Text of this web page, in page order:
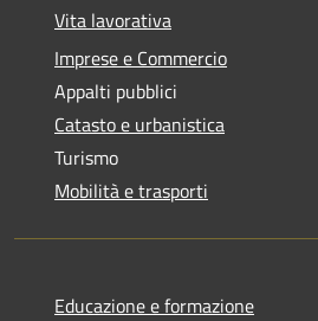
Vita lavorativa
Imprese e Commercio
Appalti pubblici
Catasto e urbanistica
Turismo
Mobilità e trasporti
Educazione e formazione